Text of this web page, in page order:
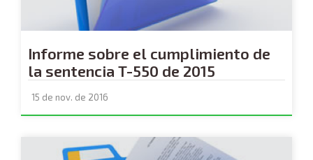
Informe sobre el cumplimiento de
la sentencia T-550 de 2015
15 de nov. de 2016